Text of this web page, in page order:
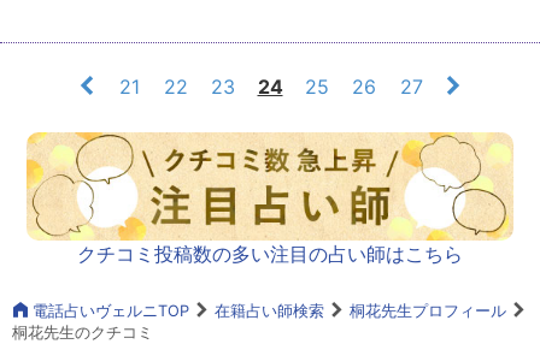
21 22 23 24 25 26 27
クチコミ投稿数の多い注目の占い師はこちら
電話占いヴェルニTOP 在籍占い師検索
桐花先生プロフィール
桐花先生のクチコミ